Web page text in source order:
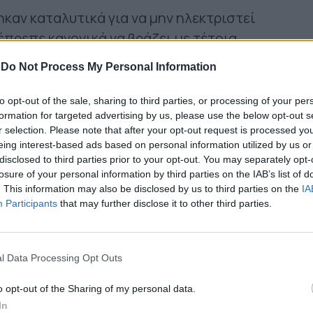
Do Not Process My Personal Information
opt-out of the sale, sharing to third parties, or processing of your
for targeted advertising by us, please use the below opt-out
selection. Please note that after your opt-out request is processed
interest-based ads based on personal information utilized by us
to third parties prior to your opt-out. You may separately
of your personal information by third parties on the IAB’s list of
This information may also be disclosed by us to third parties on the
Participants that may further disclose it to other third parties.
Data Processing Opt Outs
opt-out of the Sharing of my personal data.
καταλυτικά για να μην ηλεκτριστεί
κανονικά να βράζει με τέτοια
live του οποίου είναι κορώνα
μέχρι το "Black Steel", στις πίσω
κανα/δυο τσιριχτοί μικροφωνισμοί της
ξανά, μετά τη συναυλία, το "Nothing
όσα πνίγηκαν στην προβληματική